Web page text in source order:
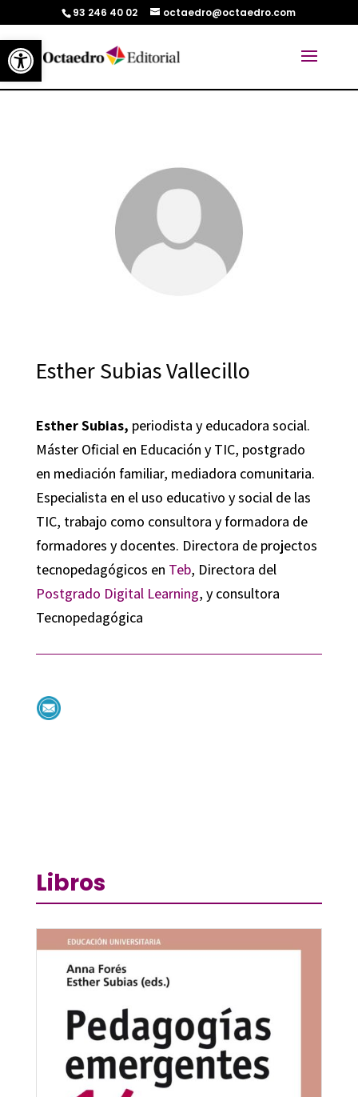
Abrir barra de herramientas
93 246 40 02 octaedro@octaedro.com
Esther Subias Vallecillo
Esther Subias, periodista y educadora social.
Máster Oficial en Educación y TIC, postgrado
en mediación familiar, mediadora comunitaria.
Especialista en el uso educativo y social de las
TIC, trabajo como consultora y formadora de
formadores y docentes. Directora de projectos
tecnopedagógicos en Teb, Directora del
Postgrado Digital Learning, y consultora
Tecnopedagógica
Libros